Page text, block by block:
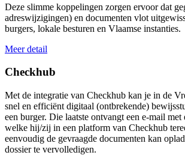
Deze slimme koppelingen zorgen ervoor dat
adreswijzigingen) en documenten vlot
burgers, lokale besturen en Vlaamse instanties.
Meer detail
Checkhub
Met de integratie van Checkhub kan je in de
snel en efficiënt digitaal (ontbrekende)
een burger. Die laatste ontvangt een e-mail
welke hij/zij in een platform van Checkhub
eenvoudig de gevraagde documenten kan
dossier te vervolledigen.